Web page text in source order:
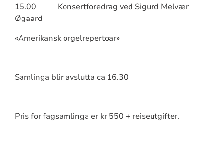
15.00 Konsertforedrag ved Sigurd Melvær
Øgaard
«Amerikansk orgelrepertoar»
Samlinga blir avslutta ca 16.30
Pris for fagsamlinga er kr 550 + reiseutgifter.